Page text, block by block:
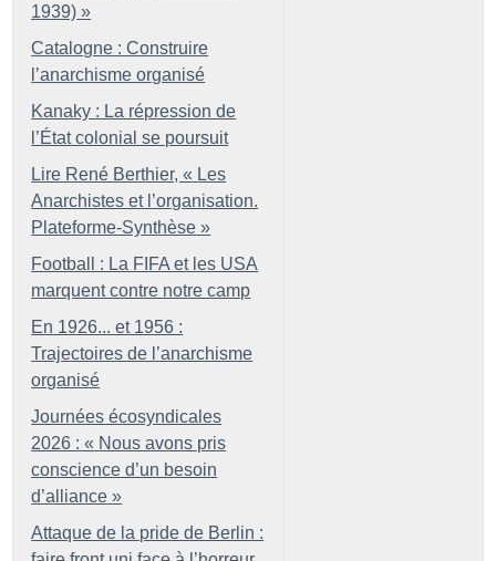
1939) »
Catalogne : Construire
l’anarchisme organisé
Kanaky : La répression de
l’État colonial se poursuit
Lire René Berthier, « Les
Anarchistes et l’organisation.
Plateforme-Synthèse »
Football : La FIFA et les USA
marquent contre notre camp
En 1926... et 1956 :
Trajectoires de l’anarchisme
organisé
Journées écosyndicales
2026 : « Nous avons pris
conscience d’un besoin
d’alliance »
Attaque de la pride de Berlin :